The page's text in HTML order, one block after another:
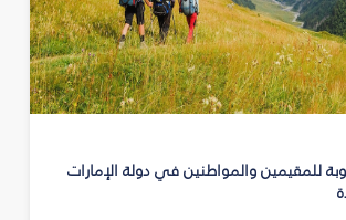
للمقيمين والمواطنين في دولة الإمارات